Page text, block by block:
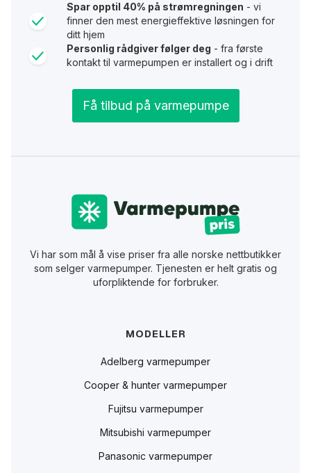
Spar opptil 40% på strømregningen - vi
finner den mest energieffektive løsningen for
ditt hjem
Personlig rådgiver følger deg - fra første
kontakt til varmepumpen er installert og i drift
Få tilbud på varmepumpe
Vi har som mål å vise priser fra alle norske nettbutikker
som selger varmepumper. Tjenesten er helt gratis og
uforpliktende for forbruker.
MODELLER
Adelberg varmepumper
Cooper & hunter varmepumper
Fujitsu varmepumper
Mitsubishi varmepumper
Panasonic varmepumper